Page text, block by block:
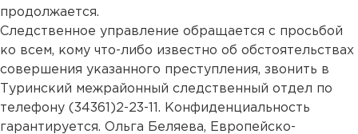
продолжается.
Следственное управление обращается с просьбой
ко всем, кому что-либо известно об обстоятельствах
совершения указанного преступления, звонить в
Туринский межрайонный следственный отдел по
телефону (34361)2-23-11. Конфиденциальность
гарантируется. Ольга Беляева, Европейско-